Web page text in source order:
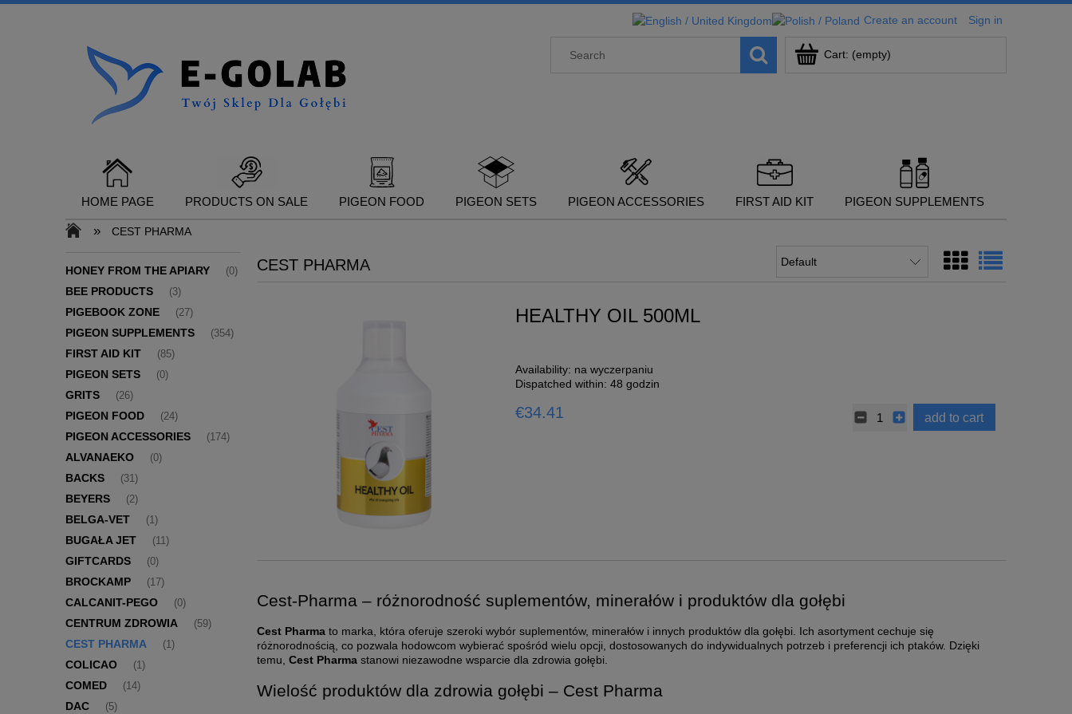
Create an account Sign in
Cart: (empty)
HOME PAGE PRODUCTS ON SALE PIGEON FOOD PIGEON SETS PIGEON ACCESSORIES FIRST AID KIT PIGEON SUPPLEMENTS
CONTACT
» CEST PHARMA
HONEY FROM THE APIARY (0)
BEE PRODUCTS (3)
PIGEBOOK ZONE (27)
PIGEON SUPPLEMENTS (354)
FIRST AID KIT (85)
PIGEON SETS (0)
GRITS (26)
PIGEON FOOD (24)
PIGEON ACCESSORIES (174)
ALVANAEKO (0)
BACKS (31)
BEYERS (2)
BELGA-VET (1)
BUGAŁA JET (11)
GIFTCARDS (0)
BROCKAMP (17)
CALCANIT-PEGO (0)
CENTRUM ZDROWIA (59)
CEST PHARMA (1)
COLICAO (1)
COMED (14)
DAC (5)
CEST PHARMA
HEALTHY OIL 500ML
Availability: na wyczerpaniu
Dispatched within: 48 godzin
€34.41 add to cart
Cest-Pharma – różnorodność suplementów, minerałów i produktów dla gołębi
Cest Pharma to marka, która oferuje szeroki wybór suplementów, minerałów i innych produktów dla gołębi. Ich asortyment cechuje się
różnorodnością, co pozwala hodowcom wybierać spośród wielu opcji, dostosowanych do indywidualnych potrzeb i preferencji ich ptaków. Dzięki
temu, Cest Pharma stanowi niezawodne wsparcie dla zdrowia gołębi.
Wielość produktów dla zdrowia gołębi – Cest Pharma